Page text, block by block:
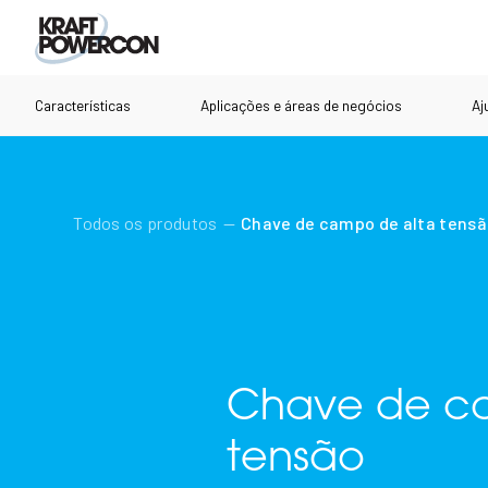
Características Aplicações e áreas de negócios
Todos os produtos Chave de campo de alta
Chave de
tensão